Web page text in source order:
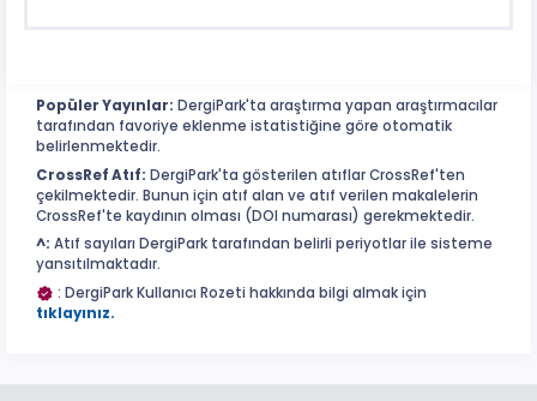
Popüler Yayınlar: DergiPark'ta araştırma yapan araştırmacılar
tarafından favoriye eklenme istatistiğine göre otomatik
belirlenmektedir.
CrossRef Atıf: DergiPark'ta gösterilen atıflar CrossRef'ten
çekilmektedir. Bunun için atıf alan ve atıf verilen makalelerin
CrossRef'te kaydının olması (DOI numarası) gerekmektedir.
^: Atıf sayıları DergiPark tarafından belirli periyotlar ile sisteme
yansıtılmaktadır.
: DergiPark Kullanıcı Rozeti hakkında bilgi almak için
tıklayınız.